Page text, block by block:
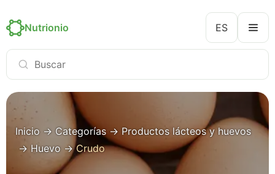
Nutrionio ES
Inicio → Categorías→ Productos lácteos y huevos
→ Huevo →Crudo